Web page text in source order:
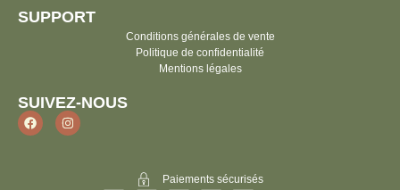
SUPPORT
Conditions générales de vente
Politique de confidentialité
Mentions légales
SUIVEZ-NOUS
Paiements sécurisés